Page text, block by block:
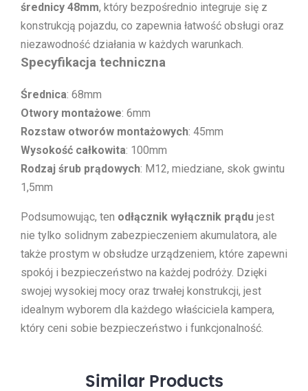
średnicy 48mm, który bezpośrednio integruje się z
konstrukcją pojazdu, co zapewnia łatwość obsługi oraz
niezawodność działania w każdych warunkach.
Specyfikacja techniczna
Średnica: 68mm
Otwory montażowe: 6mm
Rozstaw otworów montażowych: 45mm
Wysokość całkowita: 100mm
Rodzaj śrub prądowych: M12, miedziane, skok gwintu
1,5mm
Podsumowując, ten odłącznik wyłącznik prądu jest
nie tylko solidnym zabezpieczeniem akumulatora, ale
także prostym w obsłudze urządzeniem, które zapewni
spokój i bezpieczeństwo na każdej podróży. Dzięki
swojej wysokiej mocy oraz trwałej konstrukcji, jest
idealnym wyborem dla każdego właściciela kampera,
który ceni sobie bezpieczeństwo i funkcjonalność.
Similar Products